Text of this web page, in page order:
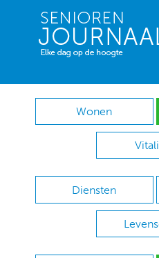
Wonen
Diensten